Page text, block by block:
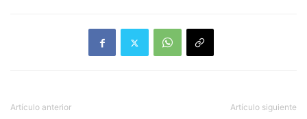
Artículo anterior Artículo siguiente